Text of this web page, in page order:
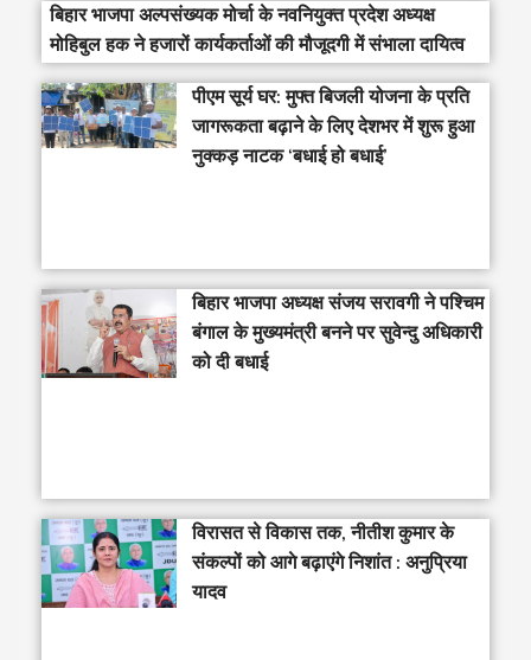
बिहार भाजपा अल्पसंख्यक मोर्चा के नवनियुक्त प्रदेश अध्यक्ष
मोहिबुल हक ने हजारों कार्यकर्ताओं की मौजूदगी में संभाला दायित्व
पीएम सूर्य घर: मुफ्त बिजली योजना के प्रति
जागरूकता बढ़ाने के लिए देशभर में शुरू हुआ
नुक्कड़ नाटक ‘बधाई हो बधाई’
‎बिहार भाजपा अध्यक्ष संजय सरावगी ने पश्चिम
बंगाल के मुख्यमंत्री बनने पर सुवेन्दु अधिकारी
को दी बधाई
विरासत से विकास तक, नीतीश कुमार के
संकल्पों को आगे बढ़ाएंगे निशांत : अनुप्रिया
यादव